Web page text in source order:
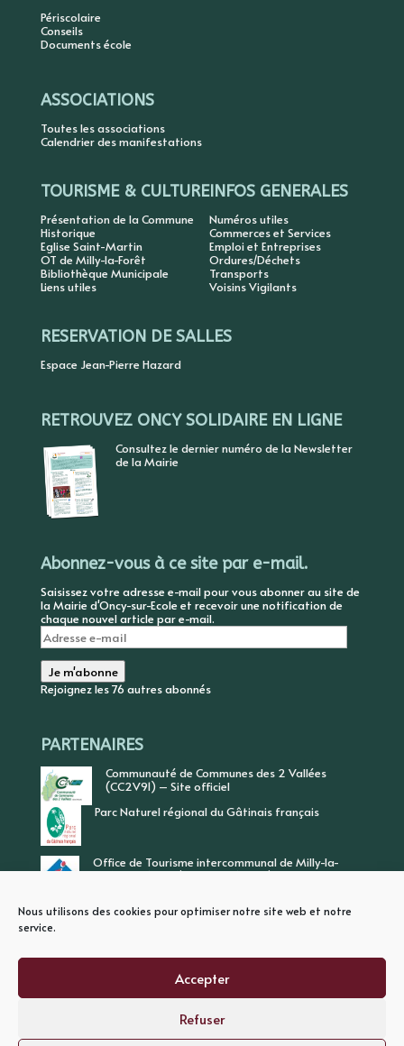
Nous utilisons des cookies pour optimiser notre site web et notre
service.
Accepter
Refuser
Périscolaire
Conseils
Documents école
ASSOCIATIONS
Toutes les associations
Calendrier des manifestations
TOURISME & CULTURE
Présentation de la Commune
Historique
Eglise Saint-Martin
OT de Milly-la-Forêt
Bibliothèque Municipale
Liens utiles
INFOS GENERALES
Numéros utiles
Commerces et Services
Emploi et Entreprises
Ordures/Déchets
Transports
Voisins Vigilants
RESERVATION DE SALLES
Espace Jean-Pierre Hazard
RETROUVEZ ONCY SOLIDAIRE EN LIGNE
Consultez le dernier numéro de la Newsletter
de la Mairie
Abonnez-vous à ce site par e-mail.
Saisissez votre adresse e-mail pour vous abonner au site de
la Mairie d'Oncy-sur-Ecole et recevoir une notification de
chaque nouvel article par e-mail.
Adresse
e-
mail
Je m'abonne
Rejoignez les 76 autres abonnés
PARTENAIRES
Communauté de Communes des 2 Vallées
(CC2V91) – Site officiel
Parc Naturel régional du Gâtinais français
Office de Tourisme intercommunal de Milly-la-
Forêt, Vallée de l’Ecole, Vallée de l’Essonne
MENTIONS LEGALES
POLITIQUE DE CONFIDENTIALITE